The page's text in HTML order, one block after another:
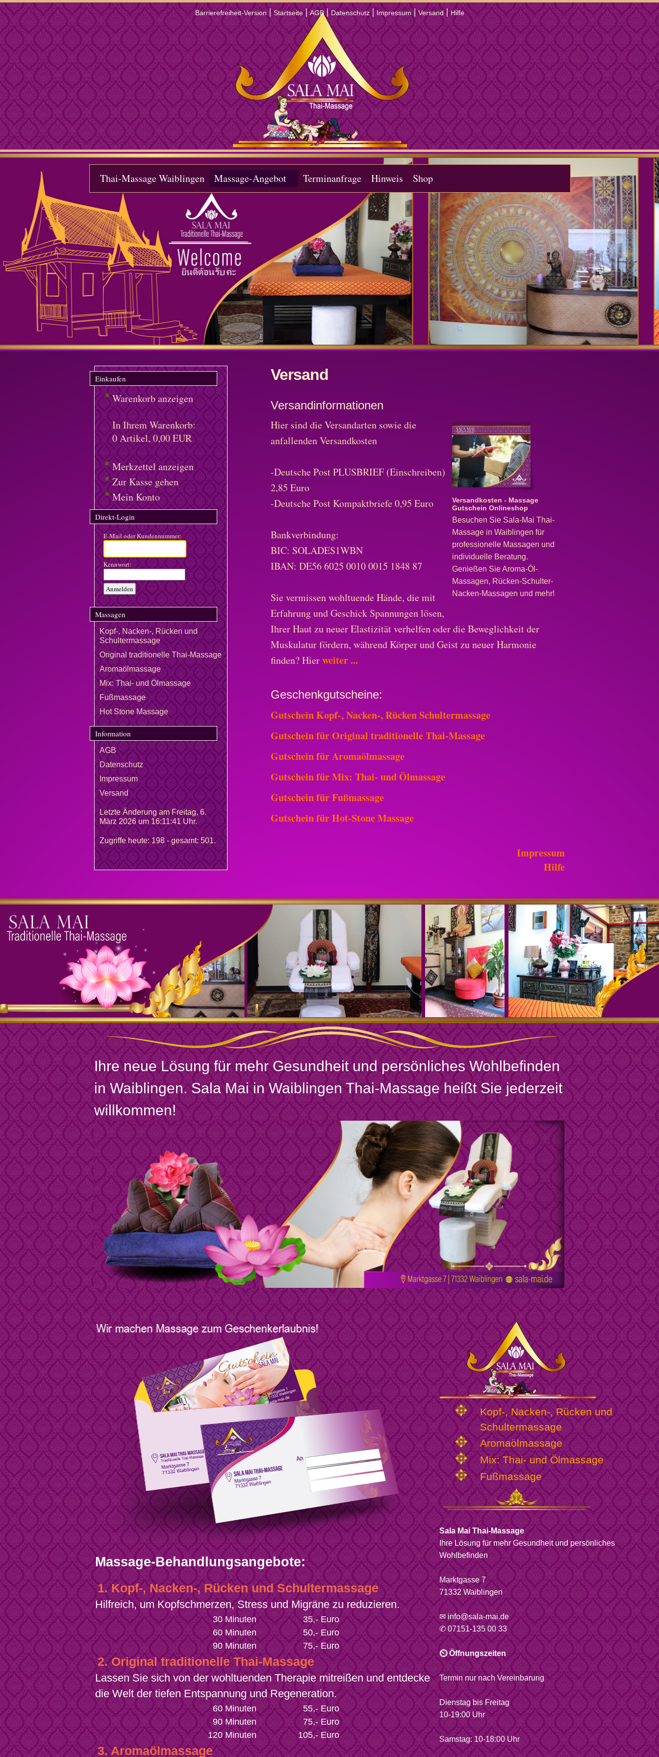
Barrierefreiheit-Version|Startseite|AGB|Datenschutz|Impressum|Versand|Hilfe
Thai-Massage Waiblingen Massage-Angebot Terminanfrage Hinweis Shop
Versand
Versandinformationen
Versandkosten - Massage
Gutschein Onlineshop
Besuchen Sie Sala-Mai Thai-
Massage in Waiblingen für
professionelle Massagen und
individuelle Beratung.
Genießen Sie Aroma-Öl-
Massagen, Rücken-Schulter-
Nacken-Massagen und mehr!
Hier sind die Versandarten sowie die
anfallenden Versandkosten
-Deutsche Post PLUSBRIEF (Einschreiben)
2,85 Euro
-Deutsche Post Kompaktbriefe 0,95 Euro
Bankverbindung:
BIC: SOLADES1WBN
IBAN: DE56 6025 0010 0015 1848 87
Sie vermissen wohltuende Hände, die mit
Erfahrung und Geschick Spannungen lösen,
Ihrer Haut zu neuer Elastizität verhelfen oder die Beweglichkeit der
Muskulatur fördern, während Körper und Geist zu neuer Harmonie
finden? Hierweiter ...
Geschenkgutscheine:
Gutschein Kopf-, Nacken-, Rücken Schultermassage
Gutschein für Original traditionelle Thai-Massage
Gutschein für Aromaölmassage
Gutschein für Mix: Thai- und Ölmassage
Gutschein für Fußmassage
Gutschein für Hot-Stone Massage
Impressum
Hilfe
Einkaufen
Warenkorb anzeigen
In Ihrem Warenkorb:
0Artikel,0,00EUR
Merkzettel anzeigen
Zur Kasse gehen
Mein Konto
Direkt-Login
E-Mail oder Kundennummer:
Kennwort:
Massagen
Kopf-, Nacken-, Rücken und
Schultermassage
Original traditionelle Thai-Massage
Aromaölmassage
Mix: Thai- und Ölmassage
Fußmassage
Hot Stone Massage
Information
AGB
Datenschutz
Impressum
Versand
Letzte Änderung am Freitag, 6.
März 2026 um 16:11:41 Uhr.
Zugriffe heute: 198 - gesamt: 501.
Ihre neue Lösung für mehr Gesundheit und persönliches Wohlbefinden
in Waiblingen. Sala Mai in Waiblingen Thai-Massage heißt Sie jederzeit
willkommen!
Massage-Behandlungsangebote:
1. Kopf-, Nacken-, Rücken und Schultermassage
Hilfreich, um Kopfschmerzen, Stress und Migräne zu reduzieren.
30 Minuten
35,- Euro
60 Minuten
50,- Euro
90 Minuten
75,- Euro
2. Original traditionelle Thai-Massage
Lassen Sie sich von der wohltuenden Therapie mitreißen und entdecke
die Welt der tiefen Entspannung und Regeneration.
60 Minuten
55,- Euro
90 Minuten
75,- Euro
120 Minuten
105,- Euro
3. Aromaölmassage
Kopf-, Nacken-, Rücken und
Schultermassage
Aromaölmassage
Mix: Thai- und Ölmassage
Fußmassage
Sala Mai Thai-Massage
Ihre Lösung für mehr Gesundheit und persönliches
Wohlbefinden
Marktgasse 7
71332 Waiblingen
✉ info@sala-mai.de
✆ 07151-135 00 33
⏲ Öffnungszeiten
Termin nur nach Vereinbarung
Dienstag bis Freitag
10-19:00 Uhr
Samstag: 10-18:00 Uhr